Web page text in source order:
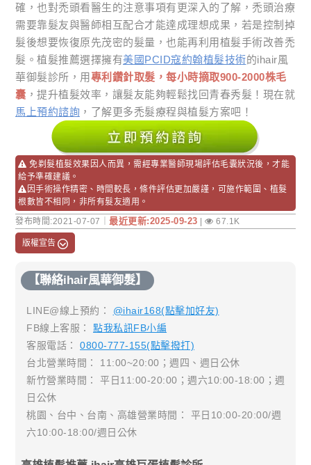
確，也對禿頭看醫生的注意事項有更深入的了解，禿頭治療
需要靠髮友與醫師相互配合才能達成理想成果，若是控制掉
髮後想要恢復原先茂密的髮量，也能再利用植髮手術改善禿
髮。植髮推薦選擇擁有美國PCID寇約翰植髮技術的ihair風
華御髮診所，用 專利鑽針取髮，每小時摘取900-2000株毛
囊 ，提升植髮效率，讓髮友能夠輕鬆找回青春秀髮！現在就
馬上預約諮詢 ，了解更多禿髮療程與植髮方案吧！
免剃髮植髮效果因人而異，需經專業醫師現場評估毛囊狀況後，才能
給予準確建議。
因手術操作精密、時間較長，條件評估更加嚴謹，可施作範圍、植髮
根數皆不相同，非所有髮友適用。
發布時間:2021-07-07｜ 最近更新:2025-09-23 67.1K
版權宣告
【聯絡ihair風華御髮】
LINE@線上預約： @ihair168(點擊加好友)
FB線上客服：點我私訊FB小編
客服電話：0800-777-155(點擊撥打)
台北營業時間： 11:00~20:00；週四、週日公休
新竹營業時間： 平日11:00-20:00；週六10:00-18:00；週
日公休
桃園、台中、台南、高雄營業時間： 平日10:00-20:00/週
六10:00-18:00/週日公休